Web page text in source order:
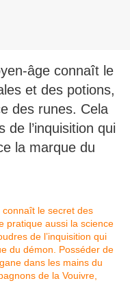
âge connaît le
et des potions,
des runes. Cela
de l’inquisition qui
la marque du